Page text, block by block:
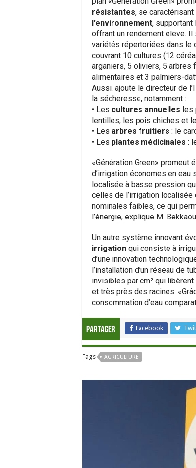
résistantes, se
l’environnement, supportant
offrant un rendement élevé. Il
variétés répertoriées dans le
couvrant 10 cultures (12
arganiers, 5 oliviers, 5 arbres
alimentaires et 3 palmiers-
Aussi, ajoute le directeur de
la sécheresse, notamment :
• Les cultures annuelles les
lentilles, les pois chiches et
• Les arbres fruitiers : le
• Les plantes médicinales :
«Génération Green» promeut
d’irrigation économes en eau
localisée à basse pression
celles de l’irrigation
nominales faibles, ce qui
l’énergie, explique M.
Un autre système innovant
irrigation qui consiste à
d’une innovation
l’installation d’un réseau de
invisibles par cm² qui
et très près des racines.
consommation d’eau
Partager Facebook
Tags AGRICULTURE